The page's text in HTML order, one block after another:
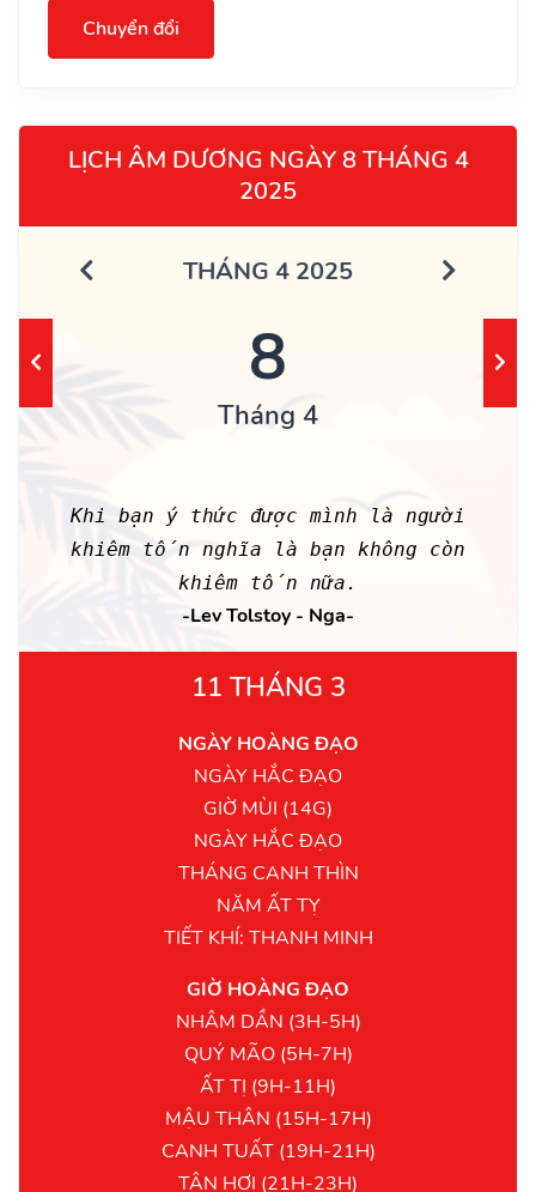
Chuyển đổi
LỊCH ÂM DƯƠNG NGÀY 8 THÁNG 4
2025
THÁNG 4 2025
8
Tháng 4
Khi bạn ý thức được mình là người
khiêm tốn nghĩa là bạn không còn
khiêm tốn nữa.
-Lev Tolstoy - Nga-
11 THÁNG 3
NGÀY HOÀNG ĐẠO
NGÀY HẮC ĐẠO
GIỜ MÙI (14G)
NGÀY HẮC ĐẠO
THÁNG CANH THÌN
NĂM ẤT TỴ
TIẾT KHÍ: THANH MINH
GIỜ HOÀNG ĐẠO
NHÂM DẦN (3H-5H)
QUÝ MÃO (5H-7H)
ẤT TỊ (9H-11H)
MẬU THÂN (15H-17H)
CANH TUẤT (19H-21H)
TÂN HỢI (21H-23H)